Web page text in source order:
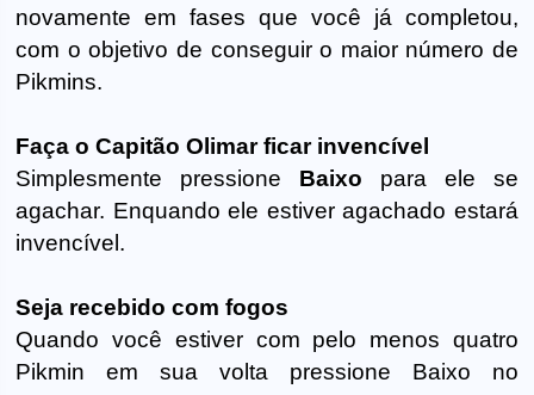
novamente em fases que você já completou,
com o objetivo de conseguir o maior número de
Pikmins.
Faça o Capitão Olimar ficar invencível
Simplesmente pressione Baixo para ele se
agachar. Enquando ele estiver agachado estará
invencível.
Seja recebido com fogos
Quando você estiver com pelo menos quatro
Pikmin em sua volta pressione Baixo no